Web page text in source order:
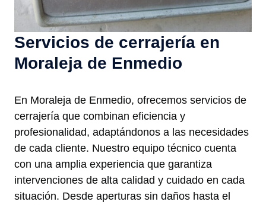
Servicios de cerrajería en
Moraleja de Enmedio
En Moraleja de Enmedio, ofrecemos servicios de
cerrajería que combinan eficiencia y
profesionalidad, adaptándonos a las necesidades
de cada cliente. Nuestro equipo técnico cuenta
con una amplia experiencia que garantiza
intervenciones de alta calidad y cuidado en cada
situación. Desde aperturas sin daños hasta el